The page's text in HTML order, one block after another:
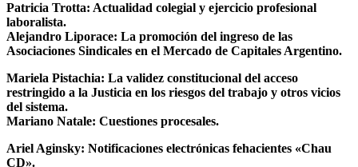
Patricia Trotta: Actualidad colegial y ejercicio profesional
laboralista.
Alejandro Liporace: La promoción del ingreso de las
Asociaciones Sindicales en el Mercado de Capitales Argentino.
Mariela Pistachia: La validez constitucional del acceso
restringido a la Justicia en los riesgos del trabajo y otros vicios
del sistema.
Mariano Natale: Cuestiones procesales.
Ariel Aginsky: Notificaciones electrónicas fehacientes «Chau
CD».